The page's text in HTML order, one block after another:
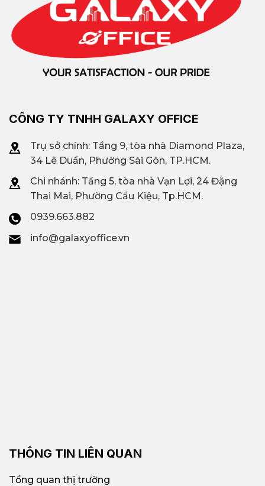
CÔNG TY TNHH GALAXY OFFICE
Trụ sở chính: Tầng 9, tòa nhà Diamond Plaza,
34 Lê Duẩn, Phường Sài Gòn, TP.HCM.
Chi nhánh: Tầng 5, tòa nhà Vạn Lợi, 24 Đặng
Thai Mai, Phường Cầu Kiệu, Tp.HCM.
0939.663.882
info@galaxyoffice.vn
THÔNG TIN LIÊN QUAN
Tổng quan thị trường